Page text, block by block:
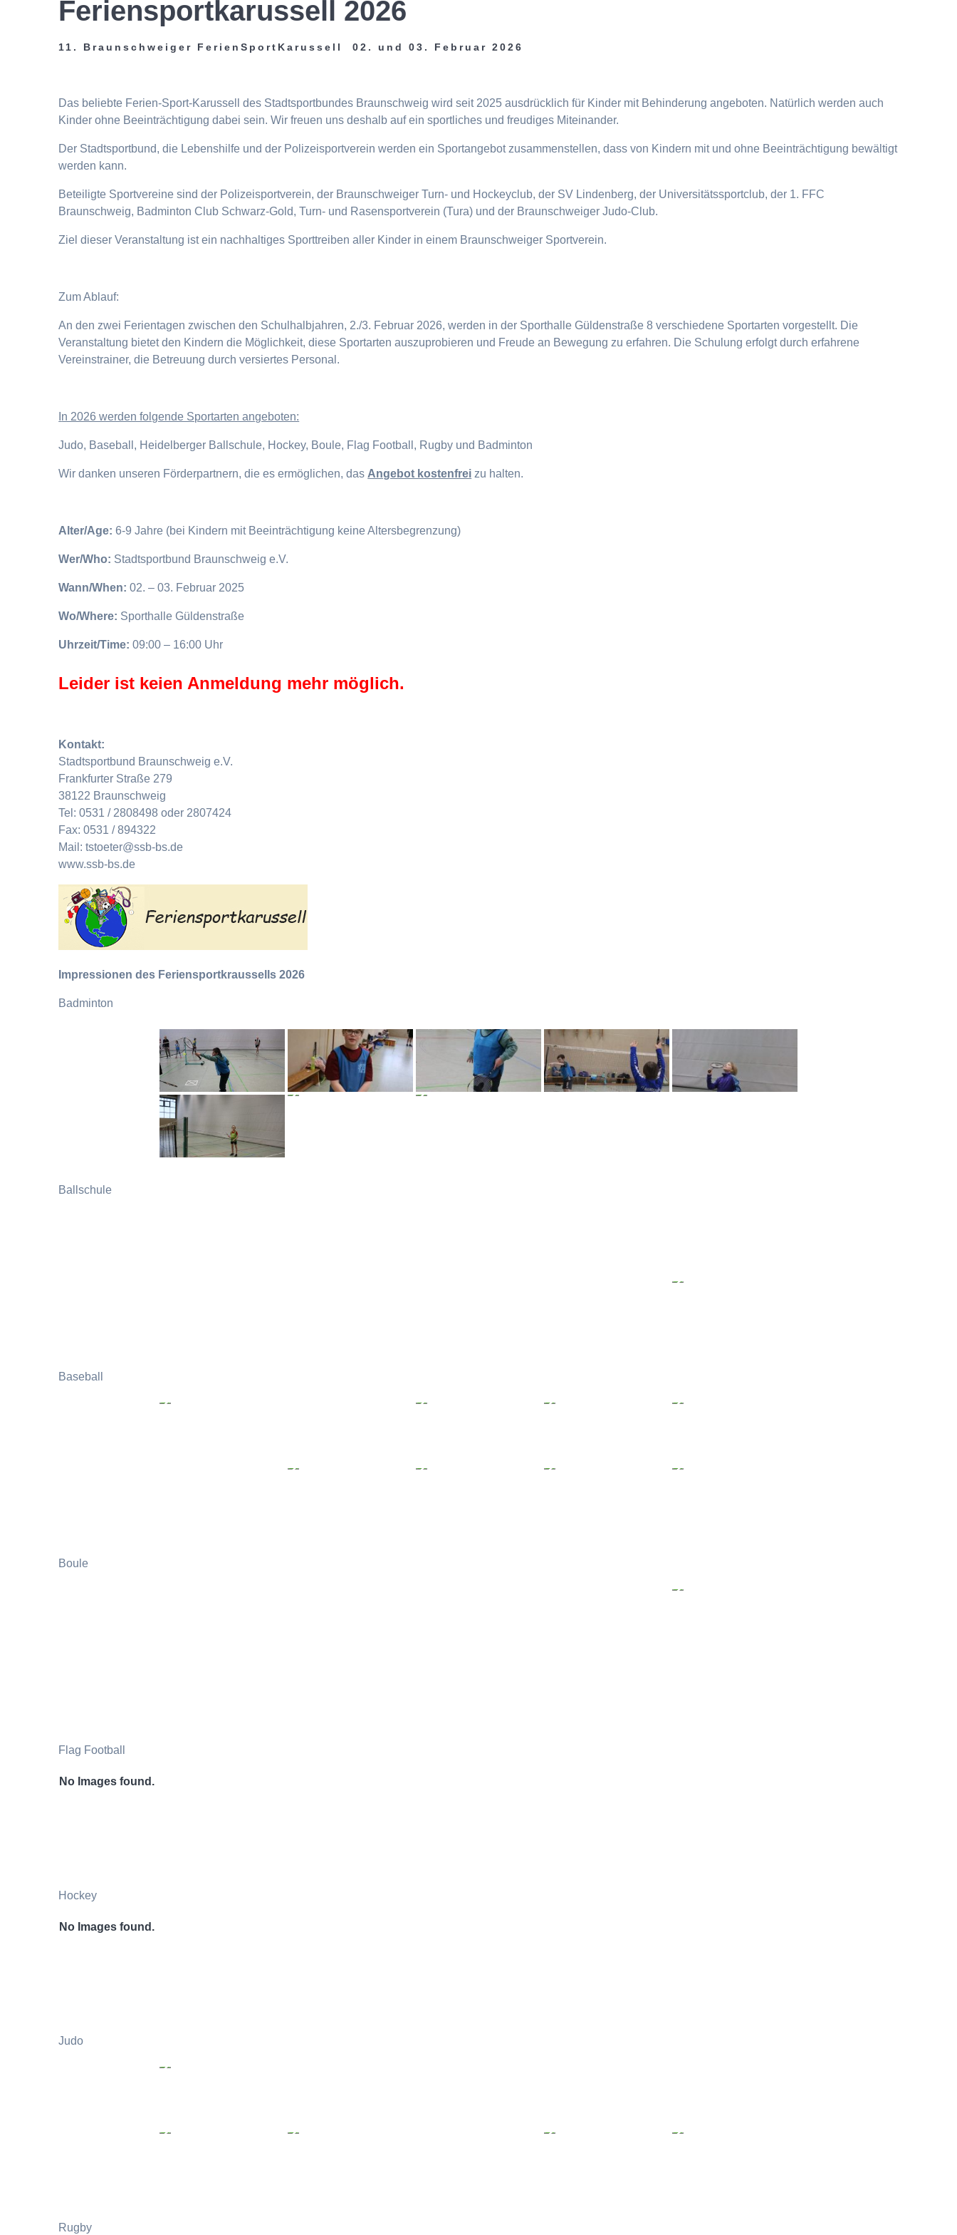
Feriensportkarussell 2026
11. Braunschweiger FerienSportKarussell 02. und 03. Februar 2026
Das beliebte Ferien-Sport-Karussell des Stadtsportbundes Braunschweig wird seit 2025 ausdrücklich für Kinder mit Behinderung angeboten. Natürlich werden auch
Kinder ohne Beeinträchtigung dabei sein. Wir freuen uns deshalb auf ein sportliches und freudiges Miteinander.
Der Stadtsportbund, die Lebenshilfe und der Polizeisportverein werden ein Sportangebot zusammenstellen, dass von Kindern mit und ohne Beeinträchtigung bewältigt
werden kann.
Beteiligte Sportvereine sind der Polizeisportverein, der Braunschweiger Turn- und Hockeyclub, der SV Lindenberg, der Universitätssportclub, der 1. FFC
Braunschweig, Badminton Club Schwarz-Gold, Turn- und Rasensportverein (Tura) und der Braunschweiger Judo-Club.
Ziel dieser Veranstaltung ist ein nachhaltiges Sporttreiben aller Kinder in einem Braunschweiger Sportverein.
Zum Ablauf:
An den zwei Ferientagen zwischen den Schulhalbjahren, 2./3. Februar 2026, werden in der Sporthalle Güldenstraße 8 verschiedene Sportarten vorgestellt. Die
Veranstaltung bietet den Kindern die Möglichkeit, diese Sportarten auszuprobieren und Freude an Bewegung zu erfahren. Die Schulung erfolgt durch erfahrene
Vereinstrainer, die Betreuung durch versiertes Personal.
n 2026 werden folgende Sportarten angeboten:
Judo, Baseball, Heidelberger Ballschule, Hockey, Boule, Flag Football, Rugby und Badminton
Wir danken unseren Förderpartnern, die es ermöglichen, das Angebot kostenfrei zu halten.
Alter/Age:6-9 Jahre (bei Kindern mit Beeinträchtigung keine Altersbegrenzung)
Wer/Who: Stadtsportbund Braunschweig e.V.
Wann/When:02. – 03. Februar 2025
Wo/Where: Sporthalle Güldenstraße
Uhrzeit/Time:09:00 – 16:00 Uhr
Leider ist keien Anmeldung mehr möglich.
Kontakt:
Stadtsportbund Braunschweig e.V.
Frankfurter Straße 279
38122 Braunschweig
Tel: 0531 / 2808498 oder 2807424
Fax: 0531 / 894322
Mail: tstoeter@ssb-bs.de
www.ssb-bs.de
Impressionen des Feriensportkraussells 2026
Badminton
Ballschule
Baseball
Boule
Flag Football
No Images found.
Hockey
No Images found.
Judo
Rugby